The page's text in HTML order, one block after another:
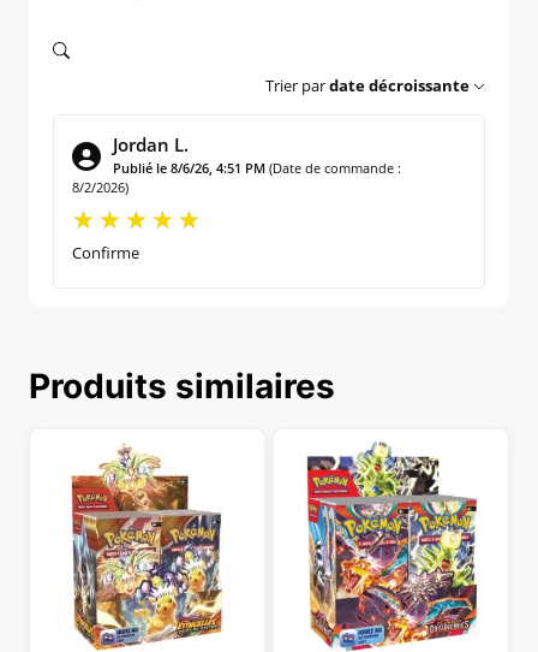
Trier pardate décroissante
Jordan L.
Publié le 8/6/26, 4:51 PM (Date de commande :
8/2/2026)
Confirme
Produits similaires